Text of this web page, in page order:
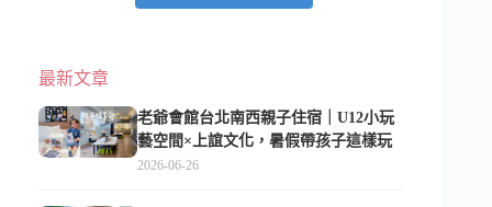
最新文章
老爺會館台北南西親子住宿｜U12小玩
藝空間×上誼文化，暑假帶孩子這樣玩
2026-06-26